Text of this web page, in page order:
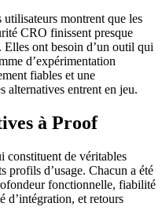
utilisateurs montrent que les
CRO finissent presque
ont besoin d’un outil qui
d’expérimentation
fiables et une
alternatives entrent en jeu.
à Proof
constituent de véritables
profils d’usage. Chacun a été
fonctionnelle, fiabilité
d’intégration, et retours